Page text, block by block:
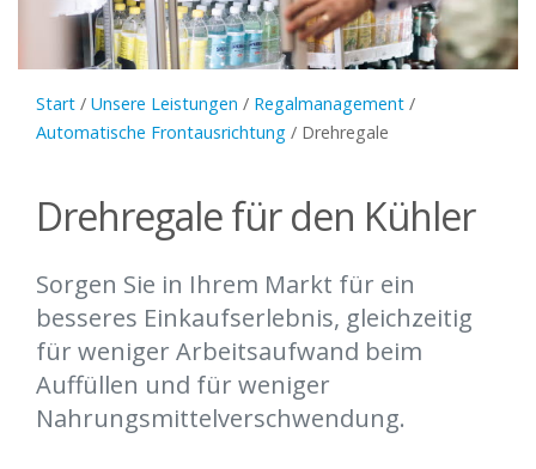
Start / Unsere Leistungen / Regalmanagement /
Automatische Frontausrichtung / Drehregale
Drehregale für den Kühler
Sorgen Sie in Ihrem Markt für ein
besseres Einkaufserlebnis, gleichzeitig
für weniger Arbeitsaufwand beim
Auffüllen und für weniger
Nahrungsmittelverschwendung.